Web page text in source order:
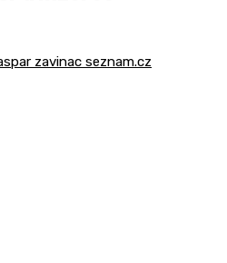
zavinac seznam.cz